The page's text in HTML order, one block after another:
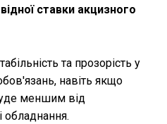
ставки акцизного
та прозорість у
навіть якщо
меншим від
обладнання.